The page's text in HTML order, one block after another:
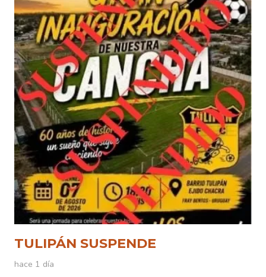
TULIPÁN SUSPENDE
hace 1 día